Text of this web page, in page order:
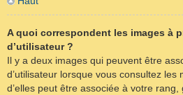
A quoi correspondent les images à
d’utilisateur ?
Il y a deux images qui peuvent être
d’utilisateur lorsque vous consultez les
d’elles peut être associée à votre